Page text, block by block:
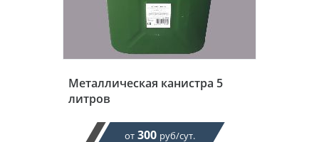
Металлическая канистра 5
литров
от 300 руб/сут.